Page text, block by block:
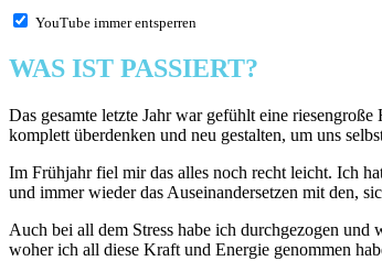
YouTube immer entsperren
WAS IST PASSIERT?
Das gesamte letzte Jahr war gefühlt eine
komplett überdenken und neu gestalten, um uns
Im Frühjahr fiel mir das alles noch recht leicht. Ich
und immer wieder das Auseinandersetzen mit den,
Auch bei all dem Stress habe ich durchgezogen
woher ich all diese Kraft und Energie genommen